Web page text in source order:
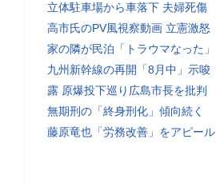
立体駐車場から車落下 夫婦死傷
高市氏のPV風視察動画 立憲激怒
家の隣が民泊「トラウマなった」
九州新幹線の再開「8月中」示唆
露 原爆投下巡り広島市長を批判
無期刑の「終身刑化」傾向続く
藤原竜也「労務改善」をアピール